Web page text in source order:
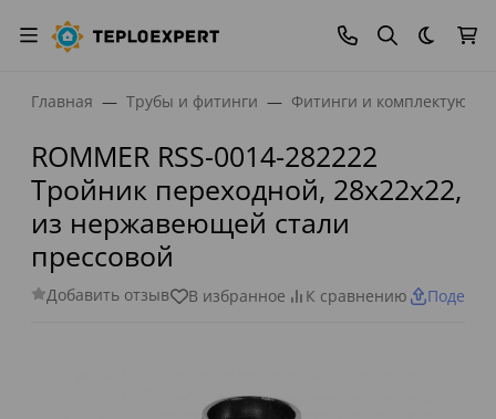
Темная
Главная Трубы и фитинги Фитинги и
ROMMER RSS-0014-282222
Тройник переходной, 28х22х22,
из нержавеющей стали
прессовой
Добавить отзыв В избранное К сравнению